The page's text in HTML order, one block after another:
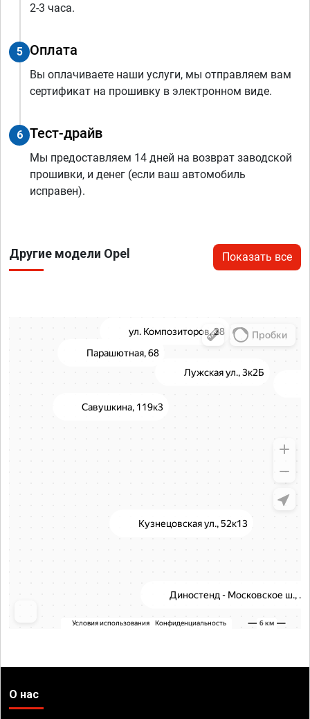
2-3 часа.
5 Оплата
Вы оплачиваете наши услуги, мы отправляем вам
сертификат на прошивку в электронном виде.
6 Тест-драйв
Мы предоставляем 14 дней на возврат заводской
прошивки, и денег (если ваш автомобиль
исправен).
Другие модели Opel Показать все
О нас